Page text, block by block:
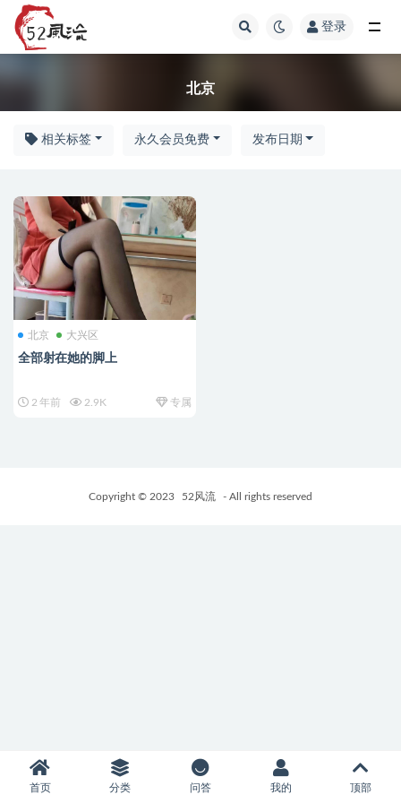
登录
北京
相关标签 永久会员免费 发布日期
北京 大兴区
全部射在她的脚上
2 年前 2.9K 专属
Copyright © 2023 52风流 - All rights reserved
首页 分类 问答 我的 顶部